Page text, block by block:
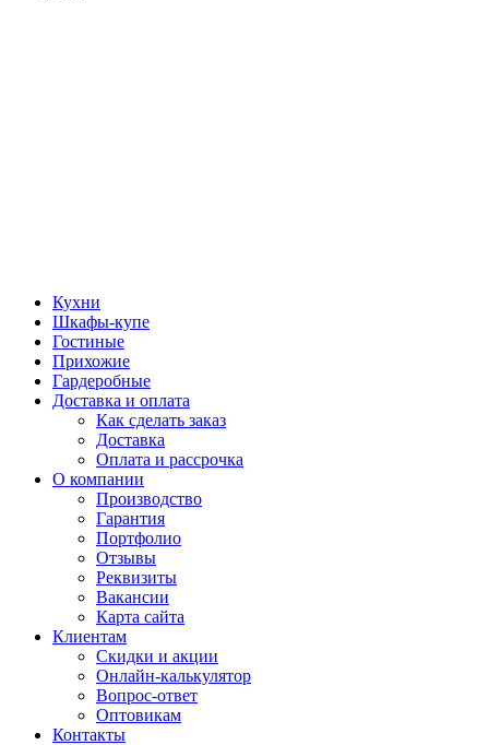
Кухни
Шкафы-купе
Гостиные
Прихожие
Гардеробные
Доставка и оплата
Как сделать заказ
Доставка
Оплата и рассрочка
О компании
Производство
Гарантия
Портфолио
Отзывы
Реквизиты
Вакансии
Карта сайта
Клиентам
Скидки и акции
Онлайн-калькулятор
Вопрос-ответ
Оптовикам
Контакты